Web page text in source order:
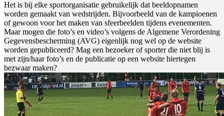
Het is bij elke sportorganisatie gebruikelijk dat beeldopnamen
worden gemaakt van wedstrijden. Bijvoorbeeld van de kampioenen
of gewoon voor het maken van sfeerbeelden tijdens evenementen.
Maar mogen die foto’s en video’s volgens de Algemene Verordening
Gegevensbescherming (AVG) eigenlijk nog wel op de website
worden gepubliceerd? Mag een bezoeker of sporter die niet blij is
met zijn/haar foto’s en de publicatie op een website hiertegen
bezwaar maken?